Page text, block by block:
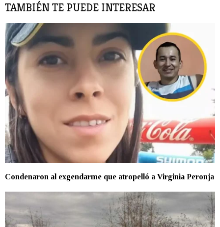
TAMBIÉN TE PUEDE INTERESAR
Condenaron al exgendarme que atropelló a Virginia Peronja